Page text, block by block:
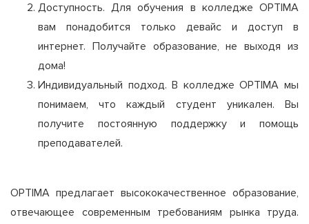
Доступность. Для обучения в колледже OPTIMA
вам понадобится только девайс и доступ в
интернет. Получайте образование, не выходя из
дома!
Индивидуальный подход. В колледже OPTIMA мы
понимаем, что каждый студент уникален. Вы
получите постоянную поддержку и помощь
преподавателей.
OPTIMA предлагает высококачественное образование,
отвечающее современным требованиям рынка труда.